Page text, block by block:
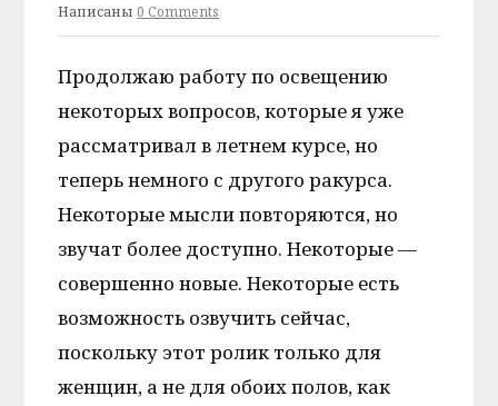
Написаны 0 Comments
Продолжаю работу по освещению
некоторых вопросов, которые я уже
рассматривал в летнем курсе, но
теперь немного с другого ракурса.
Некоторые мысли повторяются, но
звучат более доступно. Некоторые —
совершенно новые. Некоторые есть
возможность озвучить сейчас,
поскольку этот ролик только для
женщин, а не для обоих полов, как